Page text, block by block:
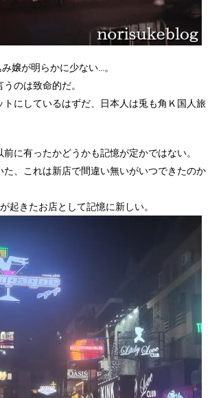
嬢が明らかに少ない…。
のは致命的だ。
にしているはずだ、日本人は兎も角Ｋ国人旅
に有ったかどうかも記憶が定かではない。
、これは新店で間違い無いがいつできたのか
起きたお店として記憶に新しい。